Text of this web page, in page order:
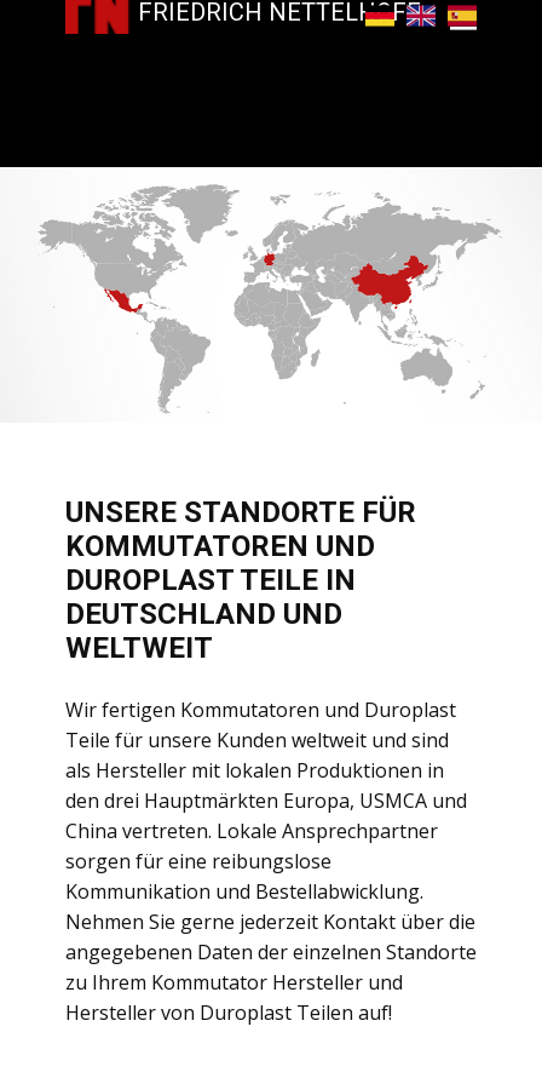
FRIEDRICH NETTELHOFF
UNSERE STANDORTE FÜR
KOMMUTATOREN UND
DUROPLAST TEILE IN
DEUTSCHLAND UND
WELTWEIT
Wir fertigen Kommutatoren und Duroplast
Teile für unsere Kunden weltweit und sind
als Hersteller mit lokalen Produktionen in
den drei Hauptmärkten Europa, USMCA und
China vertreten. Lokale Ansprechpartner
sorgen für eine reibungslose
Kommunikation und Bestellabwicklung.
Nehmen Sie gerne jederzeit Kontakt über die
angegebenen Daten der einzelnen Standorte
zu Ihrem Kommutator Hersteller und
Hersteller von Duroplast Teilen auf!